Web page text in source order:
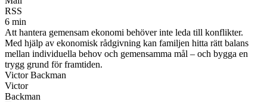
RSS
6 min
Att hantera gemensam ekonomi behöver inte leda till konflikter.
Med hjälp av ekonomisk rådgivning kan familjen hitta rätt balans
mellan individuella behov och gemensamma mål – och bygga en
trygg grund för framtiden.
Victor Backman
Victor
Backman